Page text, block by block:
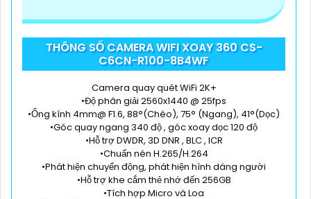
THÔNG SỐ CAMERA WIFI XOAY 360 CS-
C6CN-R100-8B4WF
Camera quay quét WiFi 2K+
•Độ phân giải 2560x1440 @ 25fps
•Ống kính 4mm@ F1.6, 88°(Chéo), 75° (Ngang), 41°(Dọc)
•Góc quay ngang 340 độ , góc xoay dọc 120 độ
•Hỗ trợ DWDR, 3D DNR , BLC , ICR
•Chuấn nén H.265/H.264
•Phát hiện chuyển động, phát hiện hình dáng người
•Hỗ trợ khe cắm thẻ nhớ đến 256GB
•Tích hợp Micro và Loa